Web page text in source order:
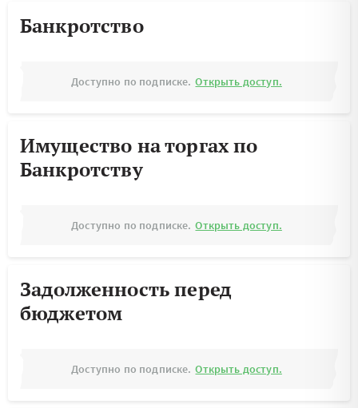
Банкротство
Доступно по подписке. Открыть доступ.
Имущество на торгах по
Банкротству
Доступно по подписке. Открыть доступ.
Задолженность перед
бюджетом
Доступно по подписке. Открыть доступ.